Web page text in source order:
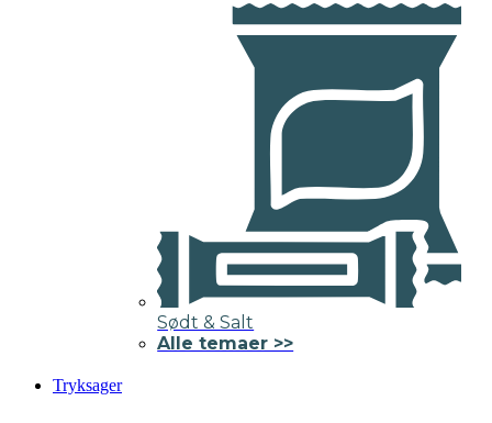
Sødt & Salt
Alle temaer >>
Tryksager